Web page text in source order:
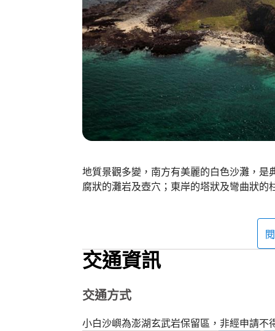
地質景觀多變，南方有美麗的白色沙灘，
腐狀的灘岩及壺穴；東岸的塔狀及彎曲狀的
交通資訊
交通方式
小白沙嶼為澎湖玄武岩保留區，非經申請不